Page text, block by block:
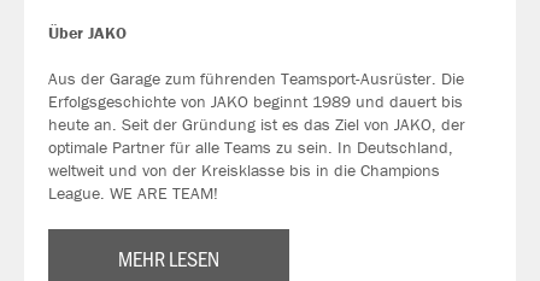
Über JAKO
Aus der Garage zum führenden Teamsport-Ausrüster. Die
Erfolgsgeschichte von JAKO beginnt 1989 und dauert bis
heute an. Seit der Gründung ist es das Ziel von JAKO, der
optimale Partner für alle Teams zu sein. In Deutschland,
weltweit und von der Kreisklasse bis in die Champions
League. WE ARE TEAM!
MEHR LESEN